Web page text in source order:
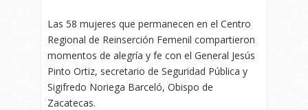
Las 58 mujeres que permanecen en el Centro
Regional de Reinserción Femenil compartieron
momentos de alegría y fe con el General Jesús
Pinto Ortiz, secretario de Seguridad Pública y
Sigifredo Noriega Barceló, Obispo de
Zacatecas.